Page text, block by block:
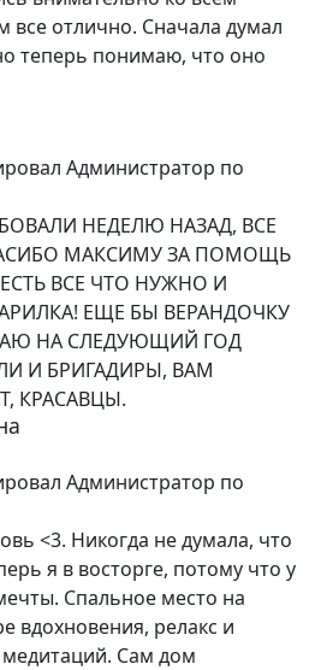
отлично. Сначала думал
теперь понимаю, что оно
Администратор по
НЕДЕЛЮ НАЗАД, ВСЕ
МАКСИМУ ЗА ПОМОЩЬ
ВСЕ ЧТО НУЖНО И
ЕЩЕ БЫ ВЕРАНДОЧКУ
НА СЛЕДУЮЩИЙ ГОД
И БРИГАДИРЫ, ВАМ
КРАСАВЦЫ.
Администратор по
<3. Никогда не думала, что
я в восторге, потому что у
Спальное место на
вдохновения, релакс и
Сам дом